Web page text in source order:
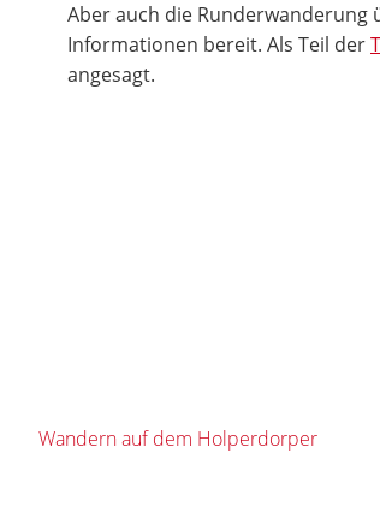
Aber auch die
Informationen bereit. Als Teil der
angesagt.
Wandern auf dem Holperdorper